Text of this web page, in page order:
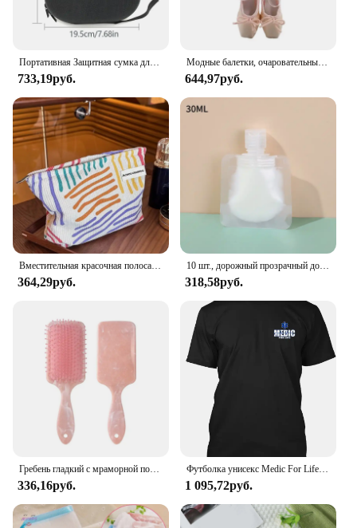
733,19руб.
Модные балетки, очаровательный брелок с орнаментом, брелок для ключей, милые подвески, украшение для кошелька, сумки, рюкзака,
644,97руб.
364,29руб.
10 шт., дорожный прозрачный дозатор для косметики, 30/50/100 мл
318,58руб.
336,16руб.
Футболка унисекс Medic For Life Ems Emt Paramedic - терпение Courage Hanes без тегов
1 095,72руб.